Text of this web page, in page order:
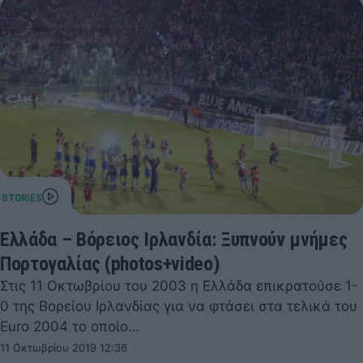
Ελλάδα – Βόρειος Ιρλανδία: Ξυπνούν μνήμες
Πορτογαλίας (photos+video)
Στις 11 Οκτωβρίου του 2003 η Ελλάδα επικρατούσε 1-
0 της Βορείου Ιρλανδίας για να φτάσει στα τελικά του
Euro 2004 το οποίο…
11 Οκτωβρίου 2019 12:36